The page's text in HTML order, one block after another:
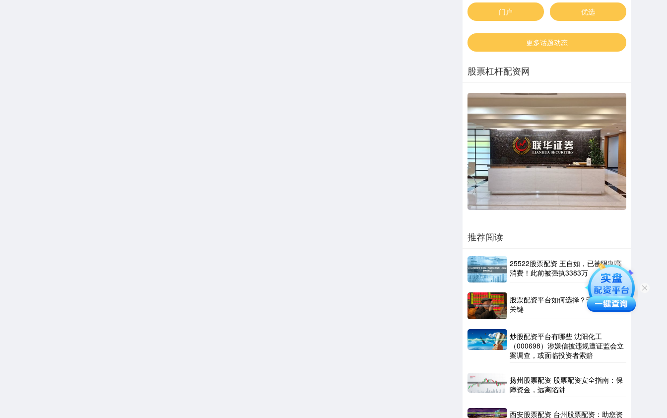
门户 优选
更多话题动态
股票杠杆配资网
推荐阅读
25522股票配资 王自如，已被限制高
消费！此前被强执3383万
股票配资平台如何选择？安全与费率
关键
炒股配资平台有哪些 沈阳化工
（000698）涉嫌信披违规遭证监会立
案调查，或面临投资者索赔
扬州股票配资 股票配资安全指南：保
障资金，远离陷阱
西安股票配资 台州股票配资：助您资